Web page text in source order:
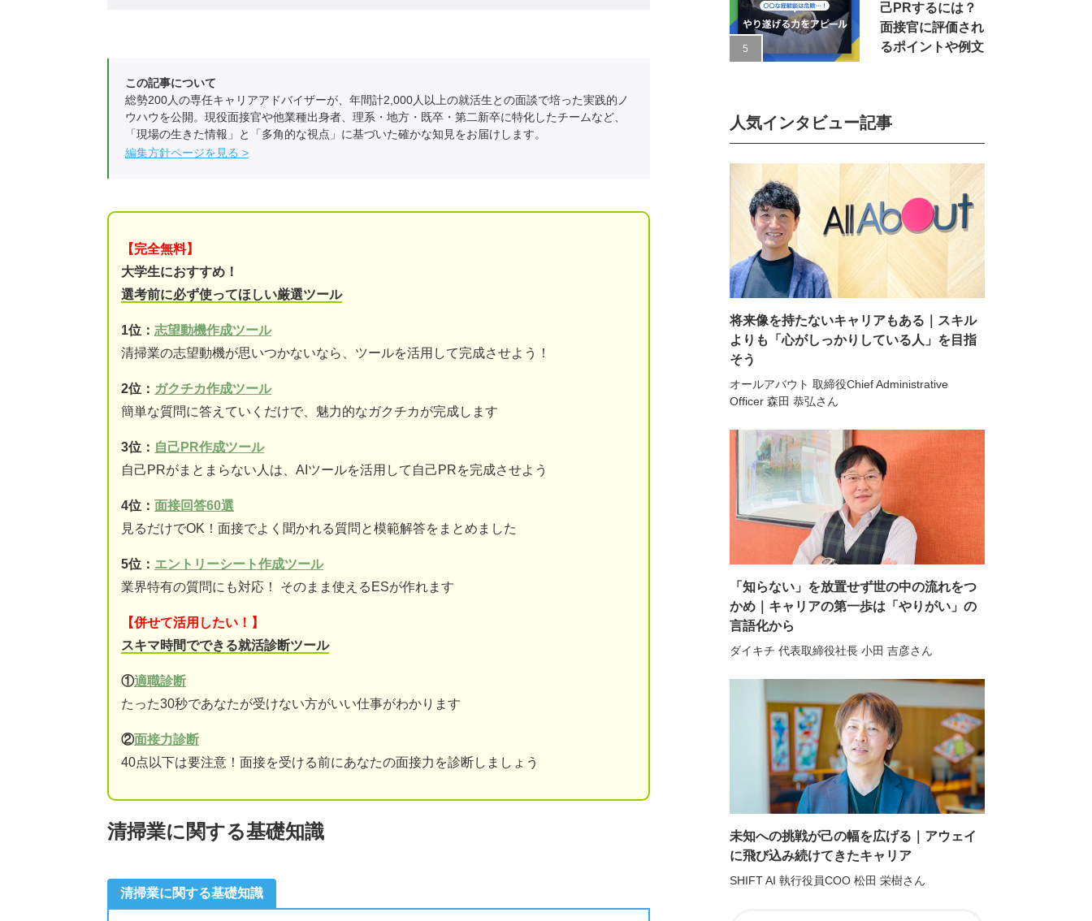
この記事について
総勢200人の専任キャリアアドバイザーが、年間計2,000人以上の就活生との面談で培った実践的ノ
ウハウを公開。現役面接官や他業種出身者、理系・地方・既卒・第二新卒に特化したチームなど、
「現場の生きた情報」と「多角的な視点」に基づいた確かな知見をお届けします。
編集方針ページを見る
【完全無料】
大学生におすすめ！
選考前に必ず使ってほしい厳選ツール
1位： 志望動機作成ツール
清掃業の志望動機が思いつかないなら、ツールを活用して完成させよう！
2位： ガクチカ作成ツール
簡単な質問に答えていくだけで、魅力的なガクチカが完成します
3位： 自己PR作成ツール
自己PRがまとまらない人は、AIツールを活用して自己PRを完成させよう
4位： 面接回答60選
見るだけでOK！面接でよく聞かれる質問と模範解答をまとめました
5位： エントリーシート作成ツール
業界特有の質問にも対応！ そのまま使えるESが作れます
【併せて活用したい！】
スキマ時間でできる就活診断ツール
①適職診断
たった30秒であなたが受けない方がいい仕事がわかります
②面接力診断
40点以下は要注意！面接を受ける前にあなたの面接力を診断しましょう
清掃業に関する基礎知識
清掃業に関する基礎知識
己PRするには？
面接官に評価され
るポイントや例文
人気インタビュー記事
将来像を持たないキャリアもある｜スキル
よりも「心がしっかりしている人」を目指
そう
オールアバウト 取締役Chief Administrative
Officer 森田 恭弘さん
「知らない」を放置せず世の中の流れをつ
かめ｜キャリアの第一歩は「やりがい」の
言語化から
ダイキチ 代表取締役社長 小田 吉彦さん
未知への挑戦が己の幅を広げる｜アウェイ
に飛び込み続けてきたキャリア
SHIFT AI 執行役員COO 松田 栄樹さん